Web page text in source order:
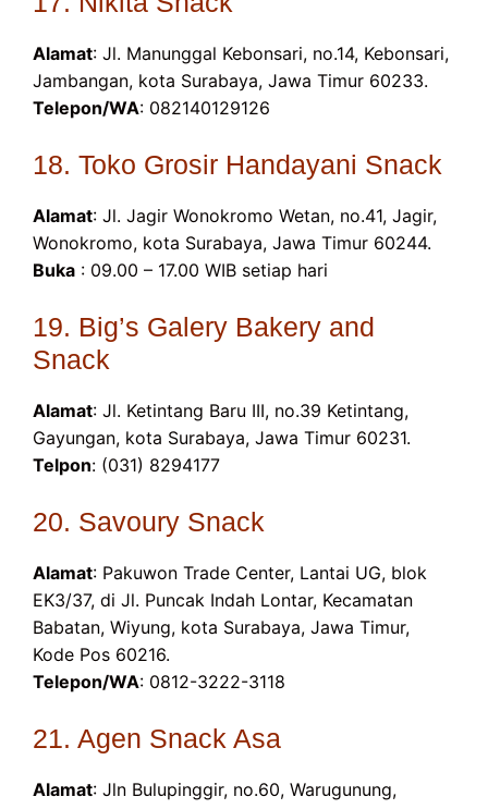
Alamat: Jl. Manunggal Kebonsari, no.14, Kebonsari,
Jambangan, kota Surabaya, Jawa Timur 60233.
Telepon/WA: 082140129126
18. Toko Grosir Handayani Snack
Alamat: Jl. Jagir Wonokromo Wetan, no.41, Jagir,
Wonokromo, kota Surabaya, Jawa Timur 60244.
Buka : 09.00 – 17.00 WIB setiap hari
19. Big’s Galery Bakery and
Snack
Alamat: Jl. Ketintang Baru III, no.39 Ketintang,
Gayungan, kota Surabaya, Jawa Timur 60231.
Telpon: (031) 8294177
20. Savoury Snack
Alamat: Pakuwon Trade Center, Lantai UG, blok
EK3/37, di Jl. Puncak Indah Lontar, Kecamatan
Babatan, Wiyung, kota Surabaya, Jawa Timur,
Kode Pos 60216.
Telepon/WA: 0812-3222-3118
21. Agen Snack Asa
Alamat: Jln Bulupinggir, no.60, Warugunung,